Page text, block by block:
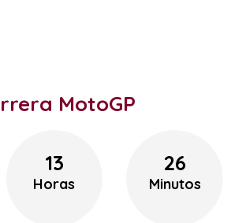
MotoGP
13
Horas
26
Minutos